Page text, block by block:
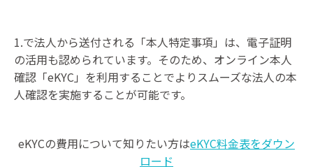
1.で法人から送付される「本人特定事項」は、電子証明
の活用も認められています。そのため、オンライン本人
確認「eKYC」を利用することでよりスムーズな法人の本
人確認を実施することが可能です。
eKYCの費用について知りたい方はeKYC料金表をダウン
ロード